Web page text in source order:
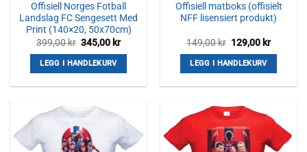
Offisiell Norges Fotball
Landslag FC Sengesett Med
Print (140×20, 50x70cm)
399,00kr Opprinnelig
var:
399,00 kr.
345,00 krNåværende
LEGG I HANDLEKURV
Offisiell matboks (offisielt
NFF lisensiert produkt)
149,00kr Opprinnelig
var:
149,00 kr.
129,00 kr
LEGG I HANDLEKURV